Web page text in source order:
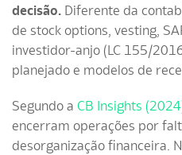
decisão. Diferente da
de stock options, vesting,
investidor-anjo (LC 155/
planejado e modelos de
Segundo a CB Insights
encerram operações por
desorganização financeira.